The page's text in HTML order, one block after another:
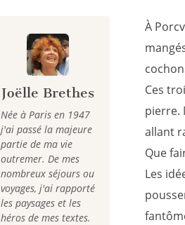
Joëlle Brethes
Née à Paris en 1947
j'ai passé la majeure
partie de ma vie
outremer. De mes
nombreux séjours ou
voyages, j'ai rapporté
les paysages et les
héros de mes textes.
À
Ces
pierre.
allant
Que
Les